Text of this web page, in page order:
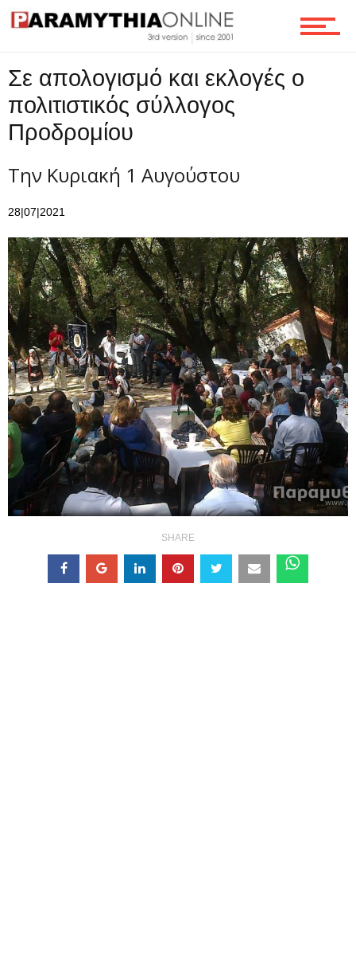
Ροή
Επικοινωνία
Σε απολογισμό και εκλογές ο
πολιτιστικός σύλλογος
Προδρομίου
Την Κυριακή 1 Αυγούστου
28|07|2021
SHARE